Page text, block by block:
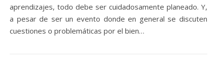
aprendizajes, todo debe ser cuidadosamente planeado. Y,
a pesar de ser un evento donde en general se discuten
cuestiones o problemáticas por el bien…